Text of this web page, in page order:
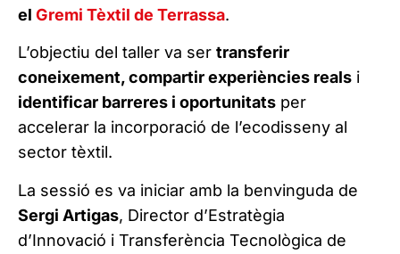
el Gremi Tèxtil de Terrassa.
L’objectiu del taller va ser transferir
coneixement, compartir experiències reals i
identificar barreres i oportunitats per
accelerar la incorporació de l’ecodisseny al
sector tèxtil.
La sessió es va iniciar amb la benvinguda de
Sergi Artigas, Director d’Estratègia
d’Innovació i Transferència Tecnològica de